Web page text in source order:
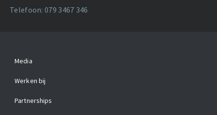
Telefoon: 079 3467 346
Media
Werken bij
Partnerships